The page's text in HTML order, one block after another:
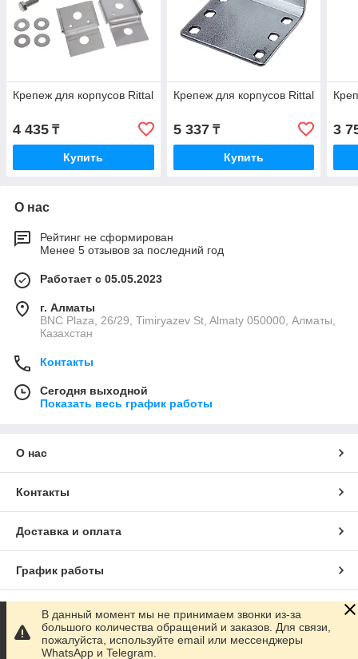
Крепеж для корпусов Rittal
4 435 ₸
Купить
Крепеж для корпусов Rittal
5 337₸
Купить
3
О нас
Рейтинг не сформирован
Менее 5 отзывов за последний год
Работает с 05.05.2023
г. Алматы
BNC Plaza, 26/29, Timiryazev St, Almaty 050000, Алматы,
Казахстан
Контакты
Сегодня выходной
Показать весь график работы
О нас
Контакты
Доставка и оплата
График работы
Полная версия сайта
Сайт создан на маркетплейсе
В данный момент мы не принимаем звонки из-за
большого количества обращений и заказов. Для связи,
пожалуйста, используйте email или мессенджеры
WhatsApp и Telegram.